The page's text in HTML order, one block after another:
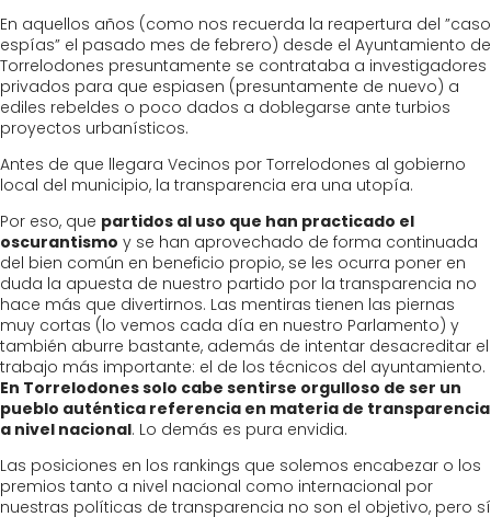
En aquellos años (como nos recuerda la reapertura del ”caso
espías” el pasado mes de febrero) desde el Ayuntamiento de
Torrelodones presuntamente se contrataba a investigadores
privados para que espiasen (presuntamente de nuevo) a
ediles rebeldes o poco dados a doblegarse ante turbios
proyectos urbanísticos.
Antes de que llegara Vecinos por Torrelodones al gobierno
local del municipio, la transparencia era una utopía.
Por eso, que partidos al uso que han practicado el
oscurantismo y se han aprovechado de forma continuada
del bien común en beneficio propio, se les ocurra poner en
duda la apuesta de nuestro partido por la transparencia no
hace más que divertirnos. Las mentiras tienen las piernas
muy cortas (lo vemos cada día en nuestro Parlamento) y
también aburre bastante, además de intentar desacreditar el
trabajo más importante: el de los técnicos del ayuntamiento.
En Torrelodones solo cabe sentirse orgulloso de ser un
pueblo auténtica referencia en materia de transparencia
a nivel nacional. Lo demás es pura envidia.
Las posiciones en los rankings que solemos encabezar o los
premios tanto a nivel nacional como internacional por
nuestras políticas de transparencia no son el objetivo, pero sí